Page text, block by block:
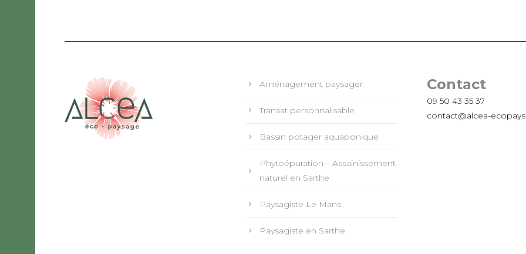
Aménagement paysager
Transat personnalisable
Bassin potager aquaponique
Phytoépuration – Assainissement
naturel en Sarthe
Paysagiste Le Mans
Paysagiste en Sarthe
Contact
09 50 43 35 37
contact@alcea-